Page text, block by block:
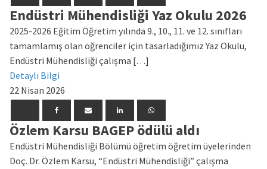
Endüstri Mühendisliği Yaz Okulu 2026
2025-2026 Eğitim Öğretim yılında 9., 10., 11. ve 12. sınıfları
tamamlamış olan öğrenciler için tasarladığımız Yaz Okulu,
Endüstri Mühendisliği çalışma […]
Detaylı Bilgi
22 Nisan 2026
Özlem Karsu BAGEP ödülü aldı
Endüstri Mühendisliği Bölümü öğretim öğretim üyelerinden
Doç. Dr. Özlem Karsu, “Endüstri Mühendisliği” çalışma